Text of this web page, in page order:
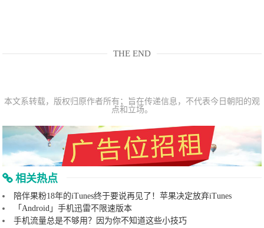
THE END
本文系转载，版权归原作者所有；旨在传递信息，不代表今日朝阳的观
点和立场。
相关热点
陪伴果粉18年的iTunes终于要说再见了！苹果决定放弃iTunes
「Android」手机迅雷不限速版本
手机流量总是不够用？因为你不知道这些小技巧